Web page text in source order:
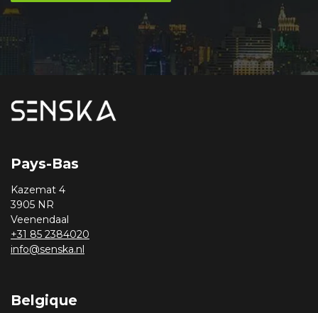
Pays-Bas
Kazemat 4
3905 NR
Veenendaal
+31 85 2384020
info@senska.nl
Belgique